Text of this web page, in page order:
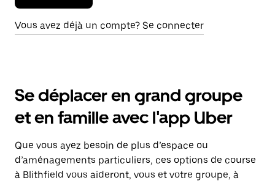
Vous avez déjà un compte? Se connecter
Se déplacer en grand groupe
et en famille avec l'app Uber
Que vous ayez besoin de plus d’espace ou
d’aménagements particuliers, ces options de course
à Blithfield vous aideront, vous et votre groupe, à